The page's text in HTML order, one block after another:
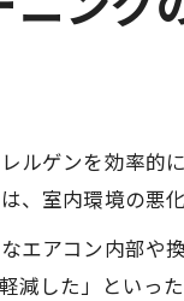
リーニングの依頼
で考えるハウス
に役立つハウス
玉県クリーニング
のハウスクリー
ルゲンを効率
室内環境の悪
エアコン内部
した」といった